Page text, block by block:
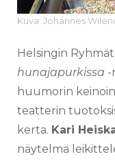
Kuva: Johannes
Helsingin
hunajapurkissa -
huumorin
teatterin
kerta. Kari
näytelmä